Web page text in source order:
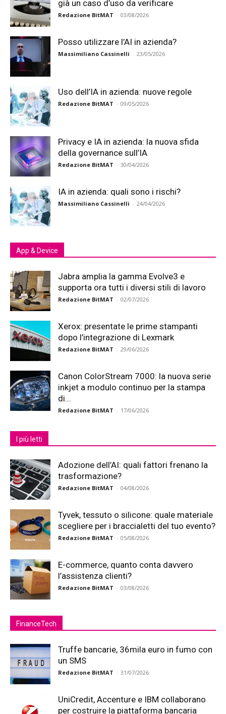
già un caso d’uso da verificare
Redazione BitMAT - 03/08/2026
Posso utilizzare l’AI in azienda?
Massimiliano Cassinelli - 23/05/2026
Uso dell’IA in azienda: nuove regole
Redazione BitMAT - 09/05/2026
Privacy e IA in azienda: la nuova sfida
della governance sull’IA
Redazione BitMAT - 30/04/2026
IA in azienda: quali sono i rischi?
Massimiliano Cassinelli - 24/04/2026
App & Device
Jabra amplia la gamma Evolve3 e
supporta ora tutti i diversi stili di lavoro
Redazione BitMAT - 02/07/2026
Xerox: presentate le prime stampanti
dopo l’integrazione di Lexmark
Redazione BitMAT - 29/06/2026
Canon ColorStream 7000: la nuova serie
inkjet a modulo continuo per la stampa
di...
Redazione BitMAT - 17/06/2026
I più letti
Adozione dell’AI: quali fattori frenano la
trasformazione?
Redazione BitMAT - 04/08/2026
Tyvek, tessuto o silicone: quale materiale
scegliere per i braccialetti del tuo evento?
Redazione BitMAT - 05/08/2026
E-commerce, quanto conta davvero
l’assistenza clienti?
Redazione BitMAT - 03/08/2026
FinanceTech
Truffe bancarie, 36mila euro in fumo con
un SMS
Redazione BitMAT - 31/07/2026
UniCredit, Accenture e IBM collaborano
per costruire la piattaforma bancaria